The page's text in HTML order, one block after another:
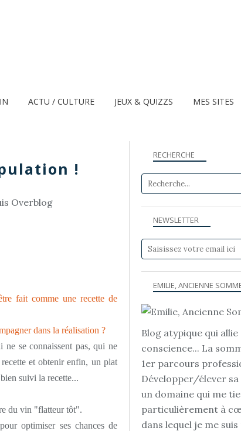
ACTU / CULTURE JEUX & QUIZZS MES SITES
!
Overblog
fait comme une recette de
dans la réalisation ?
ne se connaissent pas, qui ne
et obtenir enfin, un plat
suivi la recette...
du vin "flatteur tôt".
optimiser ses chances de
NEWSLETTER
RECHERCHE
EMILIE, ANCIENNE
Blog atypique qui
conscience... La
1er parcours
Développer/élever
un domaine qui me
particulièrement à
dans lequel je me